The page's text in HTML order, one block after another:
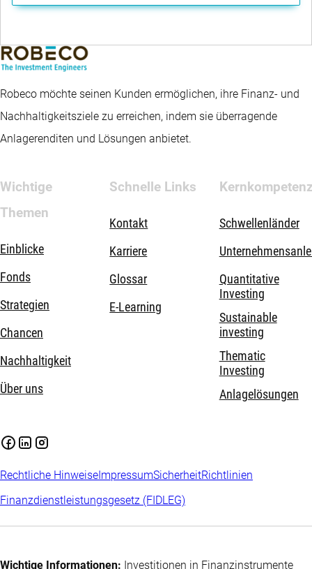
Robeco möchte seinen Kunden ermöglichen, ihre Finanz- und
Nachhaltigkeitsziele zu erreichen, indem sie überragende
Anlagerenditen und Lösungen anbietet.
Wichtige
Themen
Einblicke
Fonds
Strategien
Chancen
Nachhaltigkeit
Über uns
Schnelle Links
Kontakt
Karriere
Glossar
E-Learning
Schwellenländer
Quantitative
Investing
Sustainable
investing
Thematic
Investing
Anlagelösungen
Rechtliche Hinweise ImpressumSicherheitRichtlinien
Finanzdienstleistungsgesetz (FIDLEG)
Wichtige Informationen: Investitionen in Finanzinstrumente